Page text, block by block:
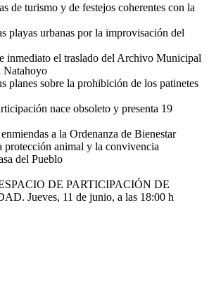
de turismo y de festejos coherentes con la
playas urbanas por la improvisación del
inmediato el traslado del Archivo Municipal
Natahoyo
planes sobre la prohibición de los patinetes
nace obsoleto y presenta 19
a la Ordenanza de Bienestar
protección animal y la convivencia
del Pueblo
DE PARTICIPACIÓN DE
Jueves, 11 de junio, a las 18:00 h